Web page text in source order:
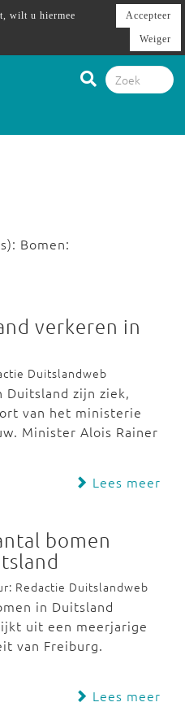
Bomen:
verkeren in
Duitslandweb
zijn ziek,
van het ministerie
Minister Alois Rainer
Lees meer
bomen
Redactie Duitslandweb
in Duitsland
uit een meerjarige
van Freiburg.
Lees meer
wilt u hiermee
Accepteer
Weiger